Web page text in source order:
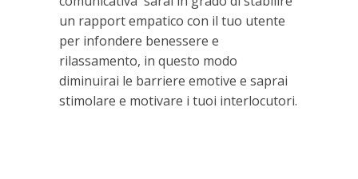
un rapport empatico con il tuo utente
per infondere benessere e
rilassamento, in questo modo
diminuirai le barriere emotive e saprai
stimolare e motivare i tuoi interlocutori.